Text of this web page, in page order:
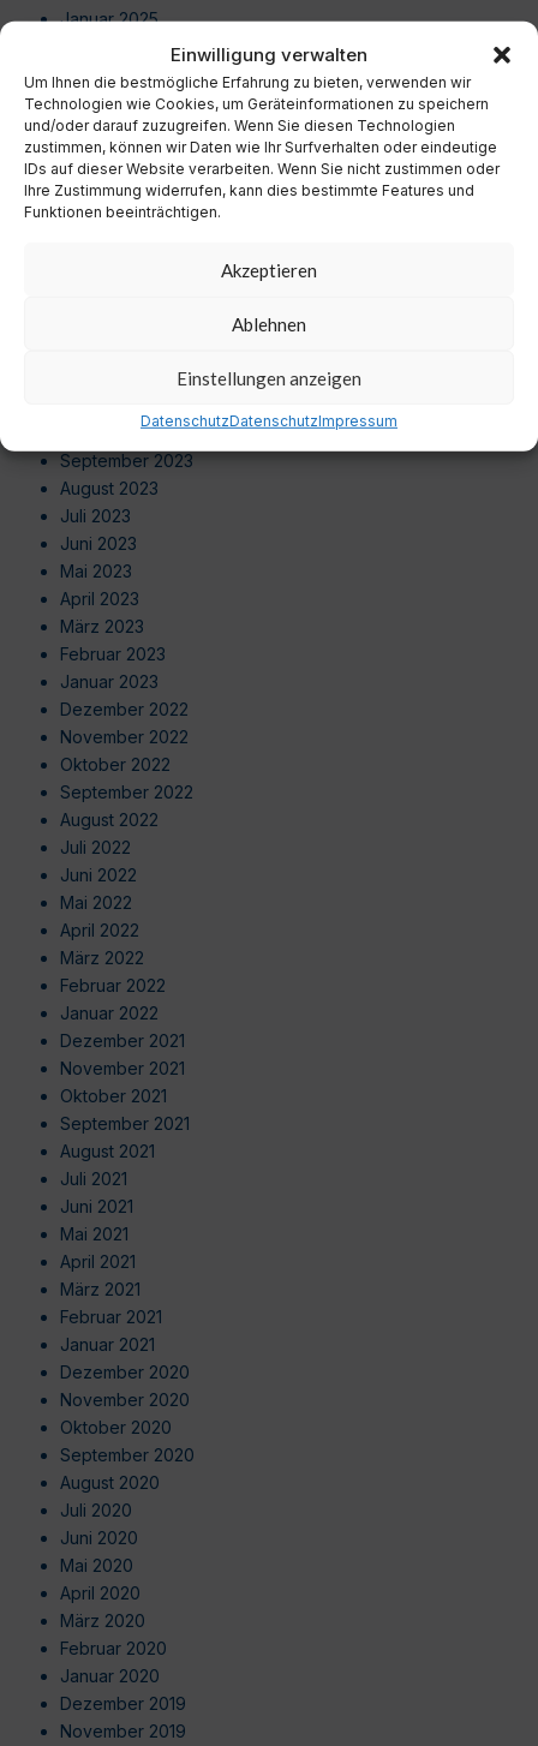
Einwilligung verwalten
Um Ihnen die bestmögliche Erfahrung zu bieten, verwenden wir
Technologien wie Cookies, um Geräteinformationen zu speichern
und/oder darauf zuzugreifen. Wenn Sie diesen Technologien
zustimmen, können wir Daten wie Ihr Surfverhalten oder eindeutige
IDs auf dieser Website verarbeiten. Wenn Sie nicht zustimmen oder
Ihre Zustimmung widerrufen, kann dies bestimmte Features und
Funktionen beeinträchtigen.
Akzeptieren
Ablehnen
Einstellungen anzeigen
DatenschutzDatenschutzImpressum
Januar 2025
Dezember 2024
November 2024
Oktober 2024
September 2024
August 2024
Juli 2024
Juni 2024
Dezember 2023
Oktober 2023
September 2023
August 2023
Juli 2023
Juni 2023
Mai 2023
April 2023
März 2023
Februar 2023
Januar 2023
Dezember 2022
November 2022
Oktober 2022
September 2022
August 2022
Juli 2022
Juni 2022
Mai 2022
April 2022
März 2022
Februar 2022
Januar 2022
Dezember 2021
November 2021
Oktober 2021
September 2021
August 2021
Juli 2021
Juni 2021
Mai 2021
April 2021
März 2021
Februar 2021
Januar 2021
Dezember 2020
November 2020
Oktober 2020
September 2020
August 2020
Juli 2020
Juni 2020
Mai 2020
April 2020
März 2020
Februar 2020
Januar 2020
Dezember 2019
November 2019